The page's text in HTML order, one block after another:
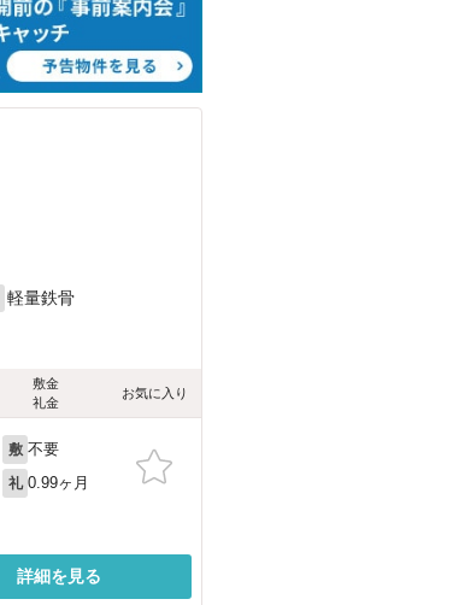
軽量鉄骨
敷金
礼金
お気に入り
敷 不要
礼 0.99ヶ月
詳細を見る